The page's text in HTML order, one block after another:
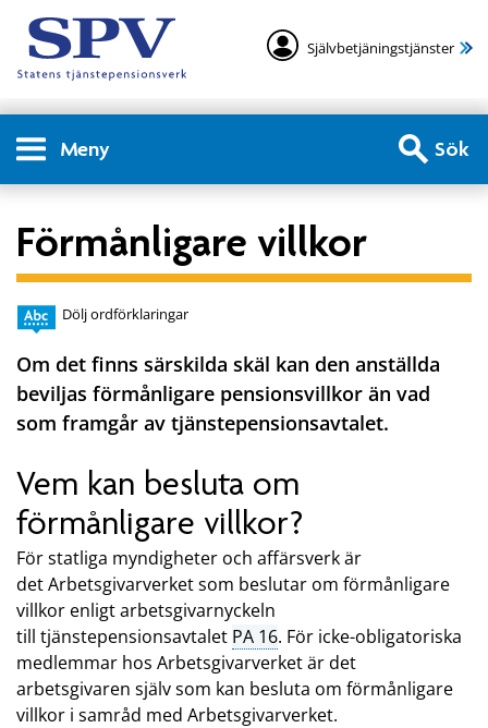
Självbetjäningstjänster
Meny Sök
Förmånligare villkor
Dölj ordförklaringar
Om det finns särskilda skäl kan den anställda
beviljas förmånligare pensionsvillkor än vad
som framgår av tjänstepensionsavtalet.
Vem kan besluta om
förmånligare villkor?
För statliga myndigheter och affärsverk är
det Arbetsgivarverket som beslutar om förmånligare
villkor enligt arbetsgivarnyckeln
till tjänstepensionsavtalet PA 16. För icke-obligatoriska
medlemmar hos Arbetsgivarverket är det
arbetsgivaren själv som kan besluta om förmånligare
villkor i samråd med Arbetsgivarverket.